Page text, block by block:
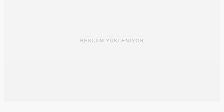
REKLAM YÜKLENİYOR